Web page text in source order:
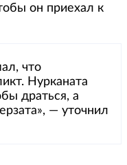
он приехал к
что
Нурканата
драться, а
— уточнил